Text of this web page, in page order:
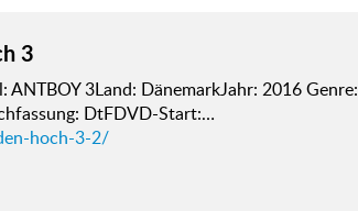
3
3Land: DänemarkJahr: 2016 Genre:
DtFDVD-Start:…
hoch-3-2/